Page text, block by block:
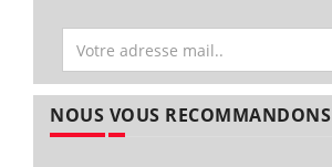
NOUS VOUS RECOMMANDONS